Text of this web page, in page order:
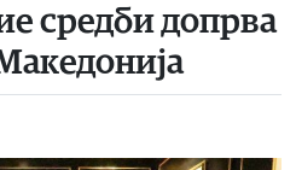
средби допрва